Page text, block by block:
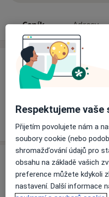
Ceník Adresy
Ceník
Informace o službách
svých
Adresy (2)
Adresa 1 Adresa 2
Respektujeme vaše
Přijetím povolujete nám a
soubory cookie (nebo
shromažďování údajů pro
obsahu na základě vašich
preference můžete kdykoli
nastavení. Další informace